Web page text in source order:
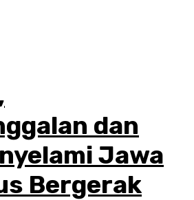
dan
Jawa
Bergerak